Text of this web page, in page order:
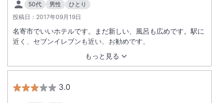
50代 男性
ひとり
投稿日： 2017年09月19日
もっと見る
名寄市でいいホテルです。まだ新しい、風呂も広めです。駅に
近く、セブンイレブンも近い。お勧めです。
3.0